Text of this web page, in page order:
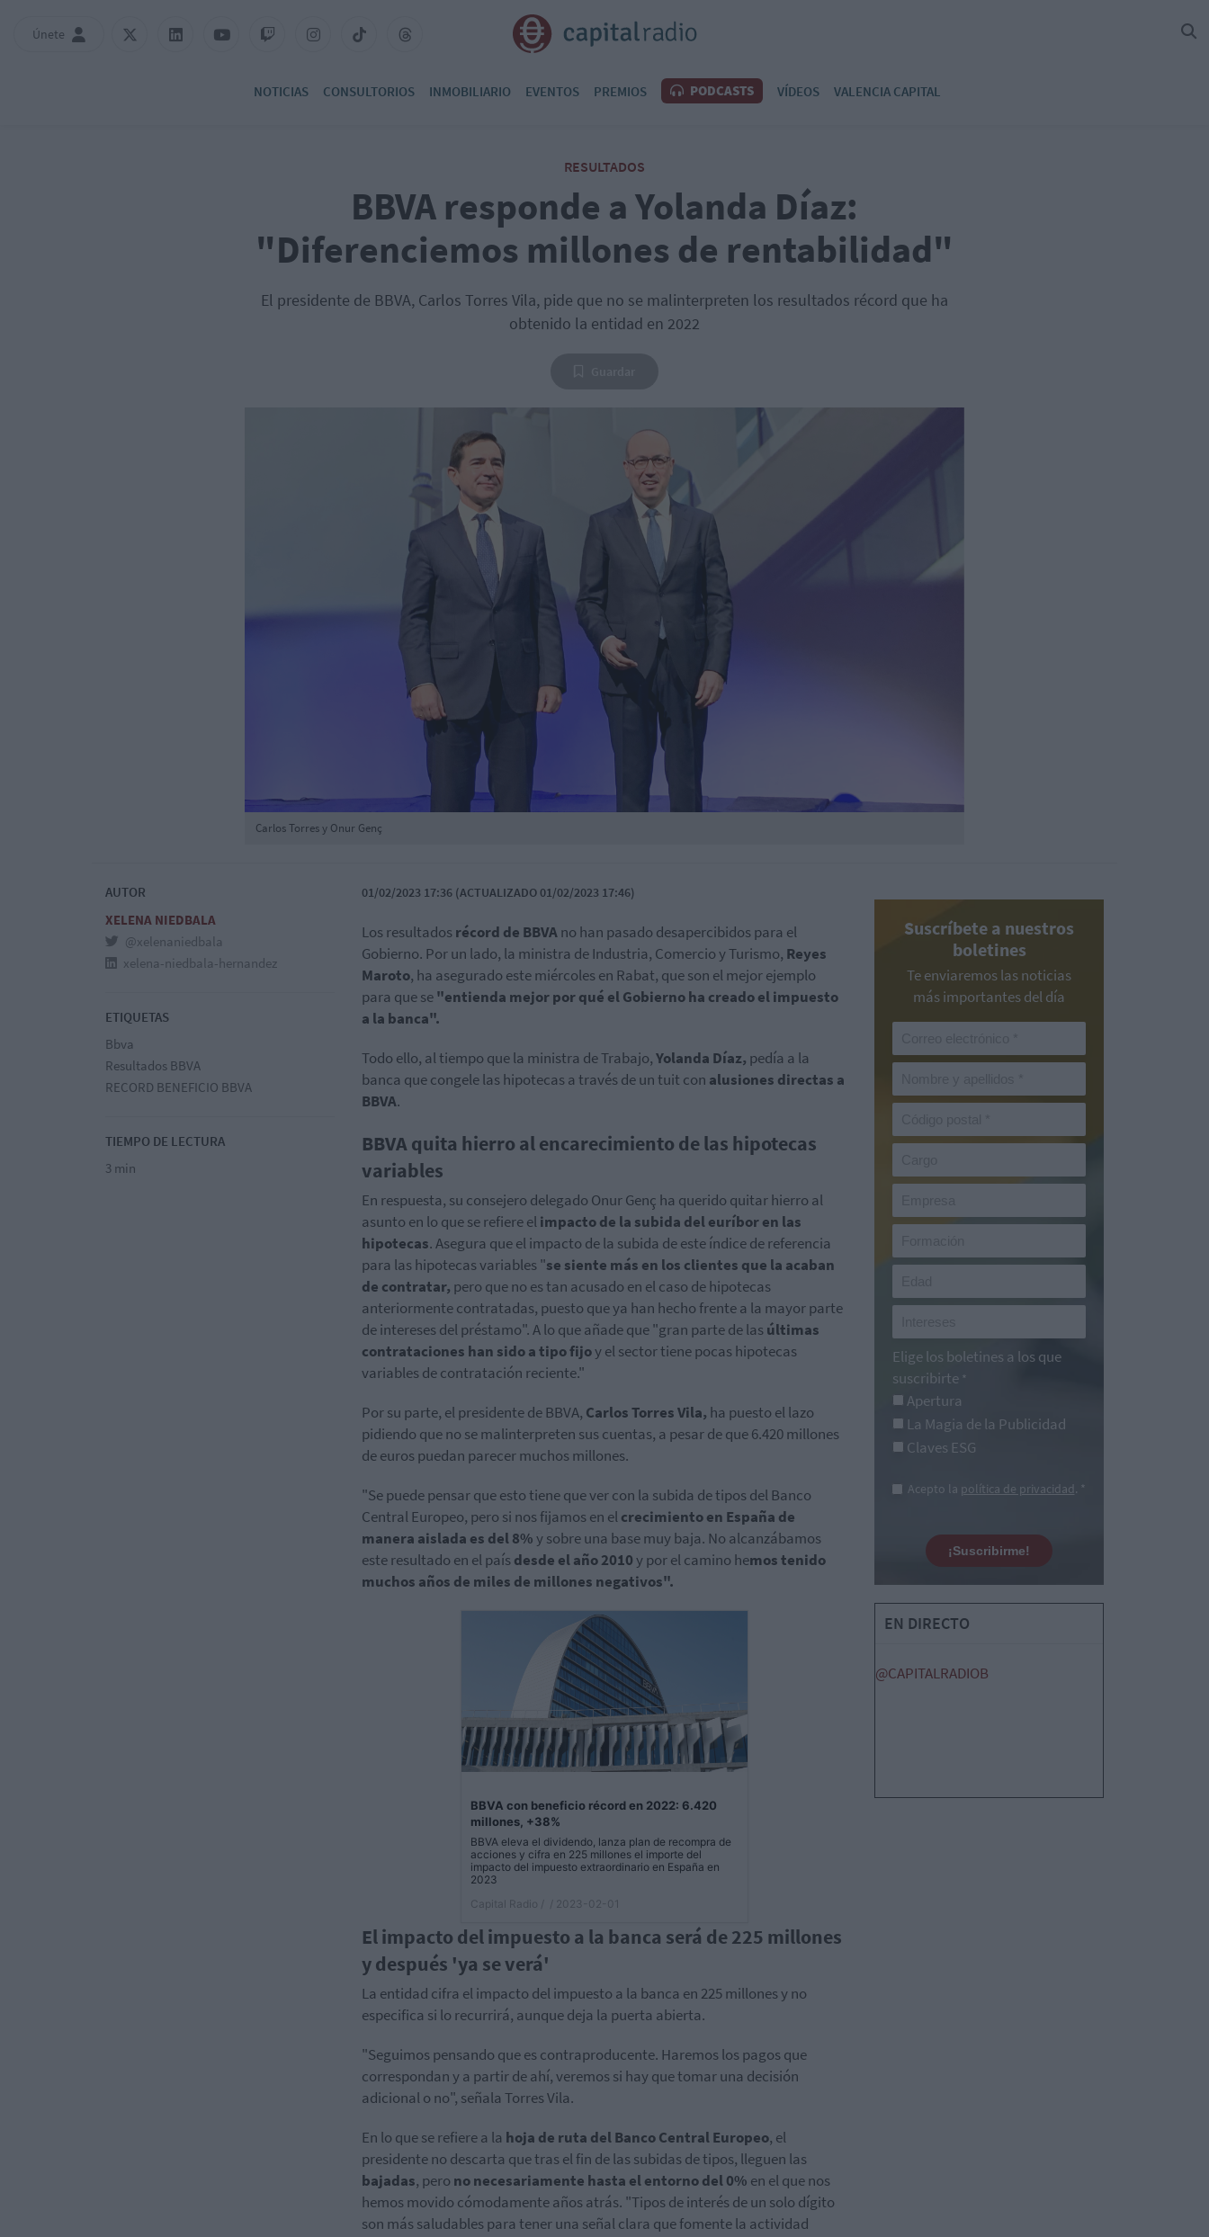
Únete
NOTICIAS CONSULTORIOS INMOBILIARIO EVENTOS PREMIOS PODCASTS VÍDEOS VALENCIA CAPITAL
RESULTADOS
BBVA responde a Yolanda Díaz:
"Diferenciemos millones de rentabilidad"
El presidente de BBVA, Carlos Torres Vila, pide que no se malinterpreten los resultados récord que ha
obtenido la entidad en 2022
Carlos Torres y Onur Genç
AUTOR
XELENA NIEDBALA
@xelenaniedbala
xelena-niedbala-hernandez
ETIQUETAS
Bbva
Resultados BBVA
RECORD BENEFICIO BBVA
TIEMPO DE LECTURA
3 min
01/02/2023 17:36 (ACTUALIZADO 01/02/2023 17:46)
Los resultadosrécord de BBVAno han pasado desapercibidos para el
Gobierno. Por un lado, la ministra de Industria, Comercio y Turismo, Reyes
Maroto, ha asegurado este miércoles en Rabat, que son el mejor ejemplo
para que se"entienda mejor por qué el Gobierno ha creado el impuesto
a la banca".
Todo ello, al tiempo que la ministra de Trabajo,Yolanda Díaz, pedía a la
banca que congele las hipotecas a través de un tuit con alusiones directas a
BBVA.
BBVA quita hierro al encarecimiento de las hipotecas
variables
En respuesta, su consejero delegado Onur Genç ha querido quitar hierro al
asunto en lo que se refiere elimpacto de la subida del euríbor en las
hipotecas. Asegura que el impacto de la subida de este índice de referencia
para las hipotecas variables "se siente más en los clientes que la acaban
de contratar, pero que no es tan acusado en el caso de hipotecas
anteriormente contratadas, puesto que ya han hecho frente a la mayor parte
de intereses del préstamo". A lo que añade que "gran parte de lasúltimas
contrataciones han sido a tipo fijoy el sector tiene pocas hipotecas
variables de contratación reciente."
Por su parte, el presidente de BBVA, Carlos Torres Vila, ha puesto el lazo
pidiendo que no se malinterpreten sus cuentas, a pesar de que 6.420 millones
de euros puedan parecer muchos millones.
"Se puede pensar que esto tiene que ver con la subida de tipos del Banco
Central Europeo, pero si nos fijamos en elcrecimiento en España de
manera aislada es del 8%y sobre una base muy baja. No alcanzábamos
este resultado en el paísdesde el año 2010y por el camino hemos tenido
muchos años de miles de millones negativos".
BBVA con beneficio récord en 2022: 6.420
millones, +38%
BBVA eleva el dividendo, lanza plan de recompra de
acciones y cifra en 225 millones el importe del
impacto del impuesto extraordinario en España en
2023
Capital Radio /
/ 2023-02-01
El impacto del impuesto a la banca será de 225 millones
y después 'ya se verá'
La entidad cifra el impacto del impuesto a la banca en 225 millones y no
especifica si lo recurrirá, aunque deja la puerta abierta.
"Seguimos pensando que es contraproducente. Haremos los pagos que
correspondan y a partir de ahí, veremos si hay que tomar una decisión
adicional o no", señala Torres Vila.
En lo que se refiere a la hoja de ruta del Banco Central Europeo, el
presidente no descarta que tras el fin de las subidas de tipos, lleguen las
bajadas, pero no necesariamente hasta el entorno del 0% en el que nos
hemos movido cómodamente años atrás. "Tipos de interés de un solo dígito
son más saludables para tener una señal clara que fomente la actividad
Suscríbete a nuestros
boletines
Te enviaremos las noticias
más importantes del día
Elige los boletines a los que
suscribirte *
Apertura
La Magia de la Publicidad
Claves ESG
Acepto la política de privacidad. *
¡Suscribirme!
EN DIRECTO
@CAPITALRADIOB